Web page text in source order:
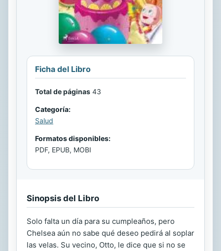
Ficha del Libro
Total de páginas 43
Categoría:
Salud
Formatos disponibles:
PDF, EPUB, MOBI
Sinopsis del Libro
Solo falta un día para su cumpleaños, pero
Chelsea aún no sabe qué deseo pedirá al soplar
las velas. Su vecino, Otto, le dice que si no se